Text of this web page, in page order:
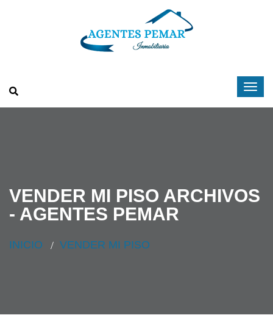
VENDER MI PISO ARCHIVOS
- AGENTES PEMAR
INICIO VENDER MI PISO